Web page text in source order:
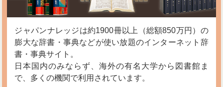
ジャパンナレッジは約1900冊以上（総額850万円）の
膨大な辞書・事典などが使い放題のインターネット辞
書・事典サイト。
日本国内のみならず、海外の有名大学から図書館ま
で、多くの機関で利用されています。